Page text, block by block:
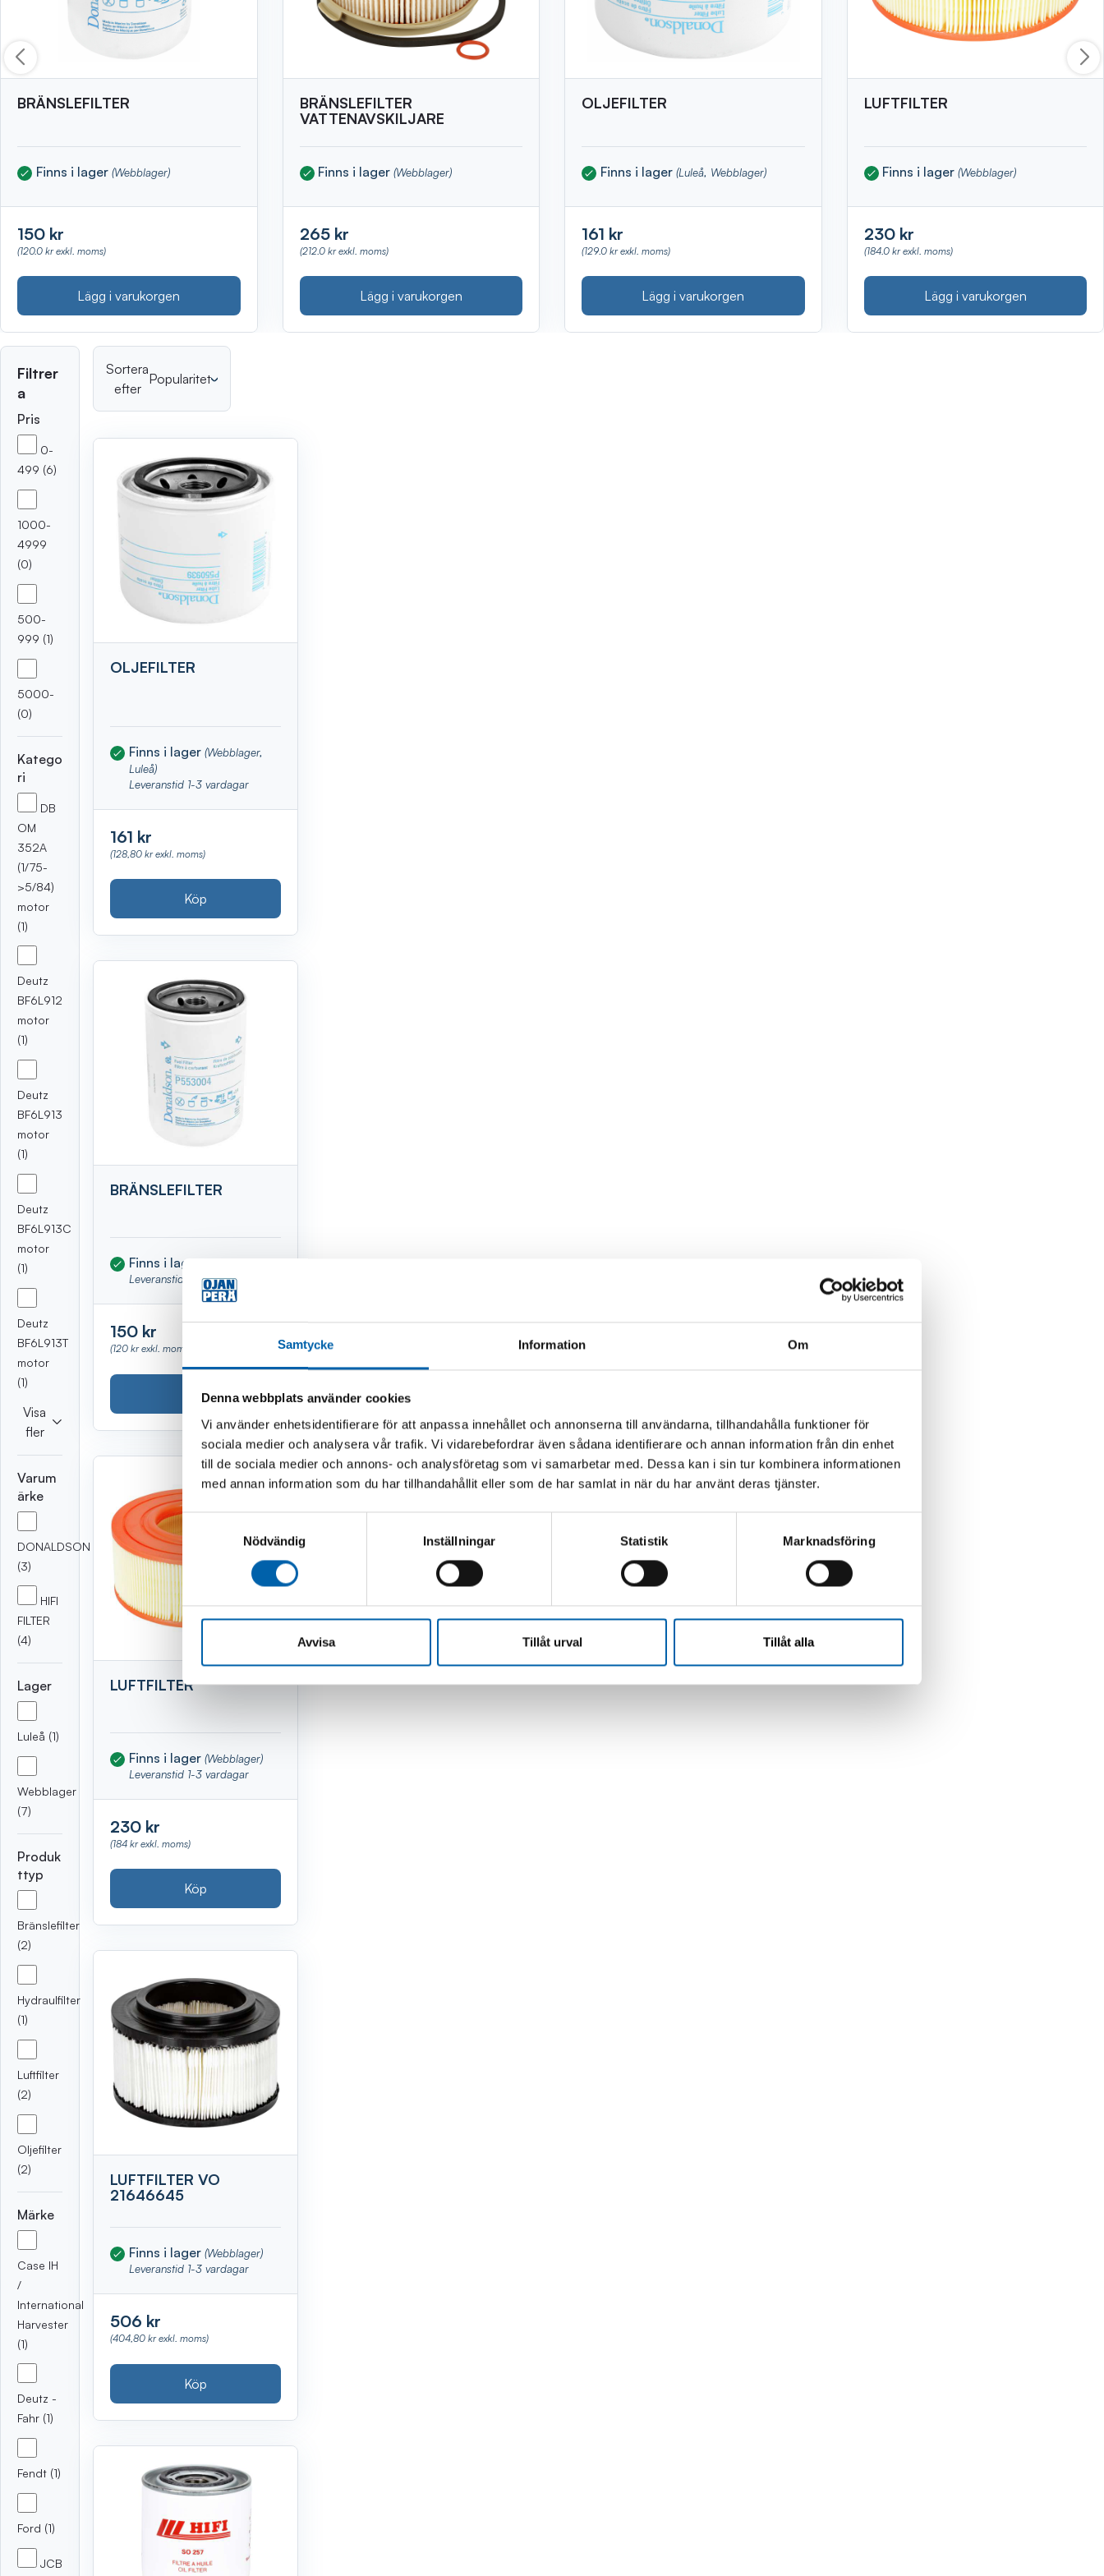
Samtycke Information Om
Denna webbplats använder cookies
Vi använder enhetsidentifierare för att anpassa innehållet och annonserna till användarna, tillhandahålla funktioner för
sociala medier och analysera vår trafik. Vi vidarebefordrar även sådana identifierare och annan information från din enhet
till de sociala medier och annons- och analysföretag som vi samarbetar med. Dessa kan i sin tur kombinera informationen
med annan information som du har tillhandahållit eller som de har samlat in när du har använt deras tjänster.
Nödvändig
Inställningar Statistik Marknadsföring
Avvisa Tillåt urval Tillåt alla
BRÄNSLEFILTER
Finns i lager (Webblager)
150 kr
(120.0 kr exkl. moms)
Lägg i varukorgen
BRÄNSLEFILTER
VATTENAVSKILJARE
Finns i lager(Webblager)
265 kr
(212.0 kr exkl. moms)
Lägg i varukorgen
OLJEFILTER
Finns i lager (Luleå, Webblager)
161 kr
(129.0 kr exkl. moms)
Lägg i varukorgen
LUFTFILTER
Finns i lager(Webblager)
230 kr
(184.0 kr exkl. moms)
Lägg i varukorgen
Filtrer
a
Pris
0-
499 (6)
1000-
4999
(0)
500-
999 (1)
5000-
(0)
Katego
ri
DB
OM
352A
(1/75-
>5/84)
motor
(1)
Deutz
BF6L912
motor
(1)
Deutz
BF6L913
motor
(1)
Deutz
BF6L913C
motor
(1)
Deutz
BF6L913T
motor
(1)
Visa
fler
Varum
ärke
DONALDSON
(3)
HIFI
FILTER
(4)
Lager
Luleå (1)
Webblager
(7)
Produk
ttyp
Bränslefilter
(2)
Hydraulfilter
(1)
Luftfilter
(2)
Oljefilter
(2)
Märke
Case IH
/
International
Harvester
(1)
Deutz -
Fahr (1)
Fendt (1)
Ford (1)
JCB
Sortera
efter
Popularitet
Sortera
OLJEFILTER
Finns i lager(Webblager,
Luleå)
Leveranstid 1-3 vardagar
161 kr
(128,80 kr exkl. moms)
Köp
BRÄNSLEFILTER
Finns i lager
Leveranstid 1-3 vardagar
150 kr
(120 kr exkl. moms)
Köp
LUFTFILTER
Finns i lager(Webblager)
Leveranstid 1-3 vardagar
230 kr
(184 kr exkl. moms)
Köp
LUFTFILTER VO
21646645
Finns i lager(Webblager)
Leveranstid 1-3 vardagar
506 kr
(404,80 kr exkl. moms)
Köp